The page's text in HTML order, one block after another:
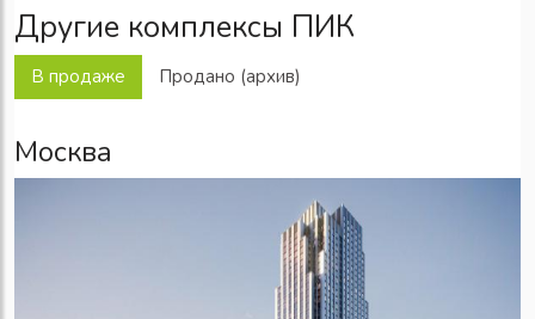
Другие комплексы ПИК
В продаже Продано (архив)
Москва